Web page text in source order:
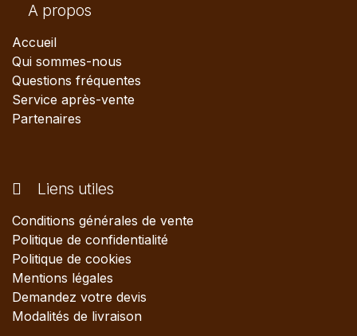
A propos
Accueil
Qui sommes-nous
Questions fréquentes
Service après-vente
Partenaires
Liens utiles
Conditions générales de vente
Politique de confidentialité
Politique de cookies
Mentions légales
Demandez votre devis
Modalités de livraison